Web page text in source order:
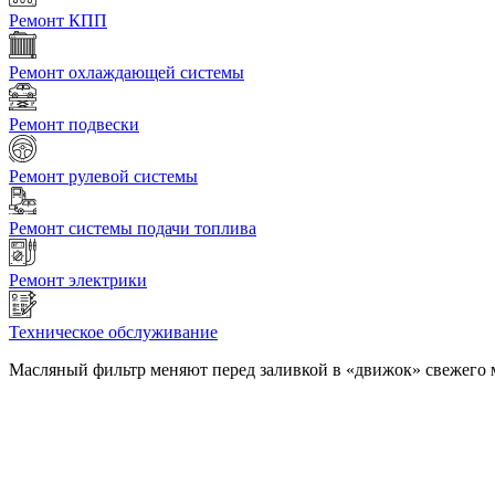
Ремонт КПП
Ремонт охлаждающей системы
Ремонт подвески
Ремонт рулевой системы
Ремонт системы подачи топлива
Ремонт электрики
Техническое обслуживание
Масляный фильтр меняют перед заливкой в «движок» свежего